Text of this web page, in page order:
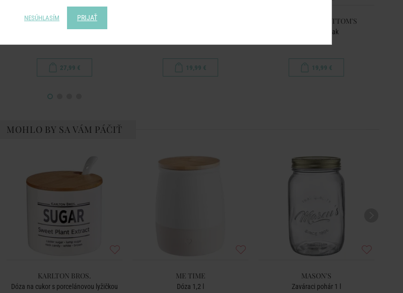
MRS. WINTERBOTTOM'S
Dóza na cibuľu
27,99 € 19,99 €
MRS. WINTERBOTTOM'S
Dóza na cesnak
19,99 €
MOHLO BY SA VÁM PÁČIŤ
KARLTON BROS.
Dóza na cukor s porcelánovou lyžičkou
ME TIME
Dóza 1,2 l
MASON'S
Zaváraci pohár 1 l
NESÚHLASÍM PRIJAŤ